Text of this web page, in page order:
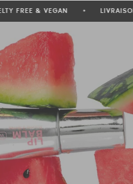
★ CRUELTY FREE & VEGAN